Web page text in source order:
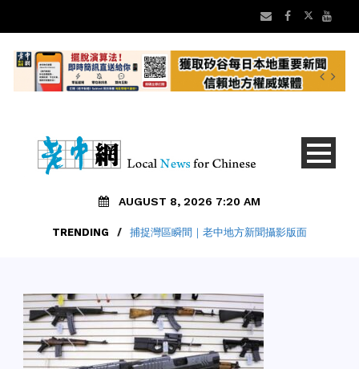
AUGUST 8, 2026 7:20 AM
TRENDING / 捕捉灣區瞬間｜老中地方新聞攝影版面